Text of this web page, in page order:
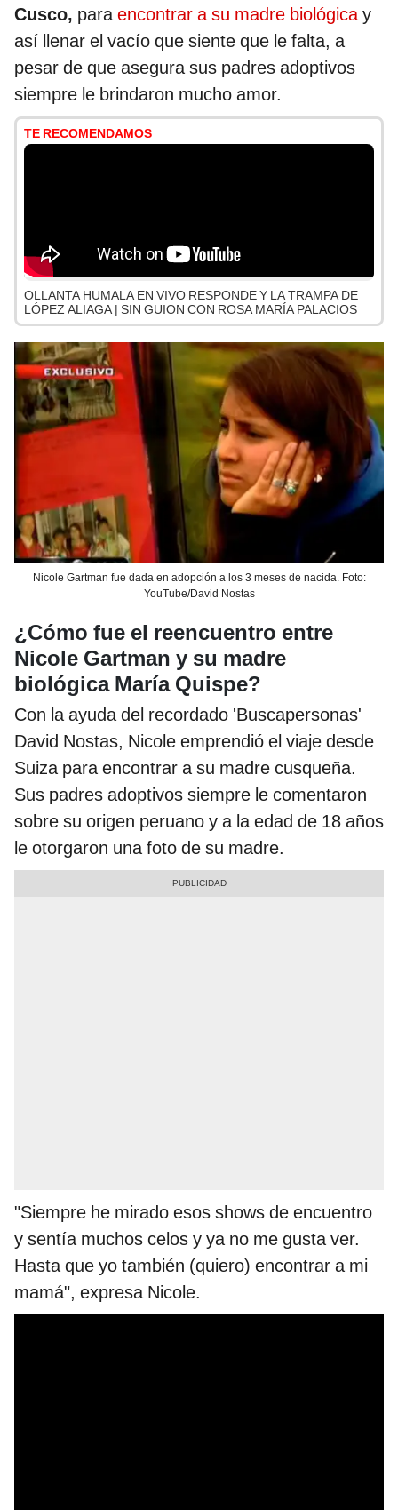
Cusco, paraencontrar a su madre biológicay
así llenar el vacío que siente que le falta, a
pesar de que asegura sus padres adoptivos
siempre le brindaron mucho amor.
TE RECOMENDAMOS
OLLANTA HUMALA EN VIVO RESPONDE Y LA TRAMPA DE
LÓPEZ ALIAGA | SIN GUION CON ROSA MARÍA PALACIOS
Nicole Gartman fue dada en adopción a los 3 meses de nacida. Foto:
YouTube/David Nostas
¿Cómo fue el reencuentro entre
Nicole Gartman y su madre
biológica María Quispe?
Con la ayuda del recordado 'Buscapersonas'
David Nostas, Nicole emprendió el viaje desde
Suiza para encontrar a su madre cusqueña.
Sus padres adoptivos siempre le comentaron
sobre su origen peruano y a la edad de 18 años
le otorgaron una foto de su madre.
"Siempre he mirado esos shows de encuentro
y sentía muchos celos y ya no me gusta ver.
Hasta que yo también (quiero) encontrar a mi
mamá", expresa Nicole.